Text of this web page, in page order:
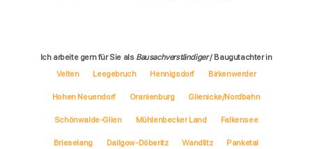
Ich arbeite gern für Sie als Bausachverständiger/ Baugutachter in
Velten
Leegebruch Hennigsdorf Birkenwerder
Hohen Neuendorf Oranienburg Glienicke/Nordbahn
Schönwalde-Glien Mühlenbecker Land Falkensee
Brieselang Dallgow-Döberitz Wandlitz Panketal